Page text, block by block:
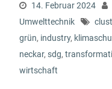
14. Februar 2024
Umwelttechnik
grün, industry,
neckar, sdg,
wirtschaft